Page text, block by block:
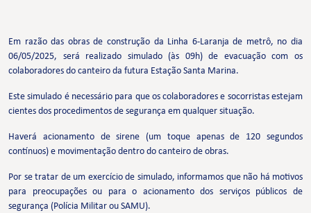
Em razão das obras de construção da Linha 6-Laranja de metrô, no dia
06/05/2025, será realizado simulado (às 09h) de evacuação com os
colaboradores do canteiro da futura Estação Santa Marina.
Este simulado é necessário para que os colaboradores e socorristas estejam
cientes dos procedimentos de segurança em qualquer situação.
Haverá acionamento de sirene (um toque apenas de 120 segundos
contínuos) e movimentação dentro do canteiro de obras.
Por se tratar de um exercício de simulado, informamos que não há motivos
para preocupações ou para o acionamento dos serviços públicos de
segurança (Polícia Militar ou SAMU).